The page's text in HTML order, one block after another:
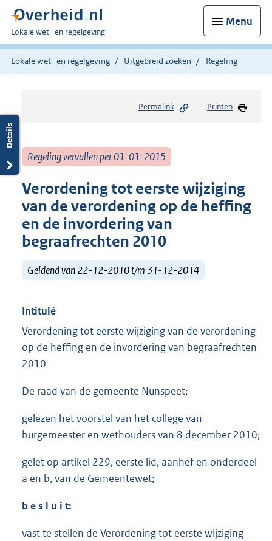
Menu
U
bent
hier:
Lokale wet- en regelgeving
Lokale wet- en regelgeving Uitgebreid zoeken Regeling
Permalink Printen
Regeling vervallen per 01-01-2015
Verordening tot eerste wijziging
van de verordening op de heffing
en de invordering van
begraafrechten 2010
Geldend van 22-12-2010 t/m 31-12-2014
Intitulé
Verordening tot eerste wijziging van de verordening
op de heffing en de invordering van begraafrechten
2010
De raad van de gemeente Nunspeet;
gelezen het voorstel van het college van
burgemeester en wethouders van 8 december 2010;
gelet op artikel 229, eerste lid, aanhef en onderdeel
a en b, van de Gemeentewet;
b e s l u i t:
vast te stellen de Verordening tot eerste wijziging